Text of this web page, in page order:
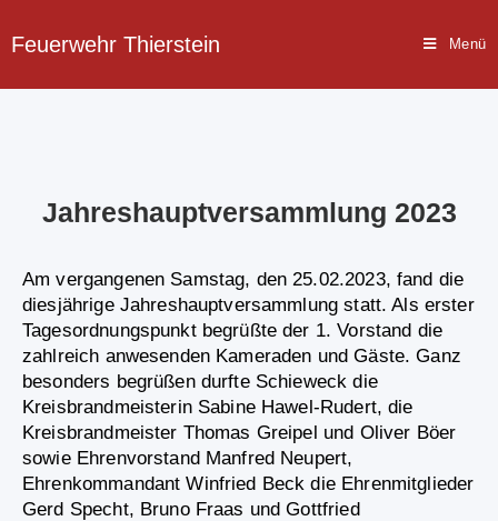
Feuerwehr Thierstein Menü
Jahreshauptversammlung 2023
Am vergangenen Samstag, den 25.02.2023, fand die
diesjährige Jahreshauptversammlung statt. Als erster
Tagesordnungspunkt begrüßte der 1. Vorstand die
zahlreich anwesenden Kameraden und Gäste. Ganz
besonders begrüßen durfte Schieweck die
Kreisbrandmeisterin Sabine Hawel-Rudert, die
Kreisbrandmeister Thomas Greipel und Oliver Böer
sowie Ehrenvorstand Manfred Neupert,
Ehrenkommandant Winfried Beck die Ehrenmitglieder
Gerd Specht, Bruno Fraas und Gottfried